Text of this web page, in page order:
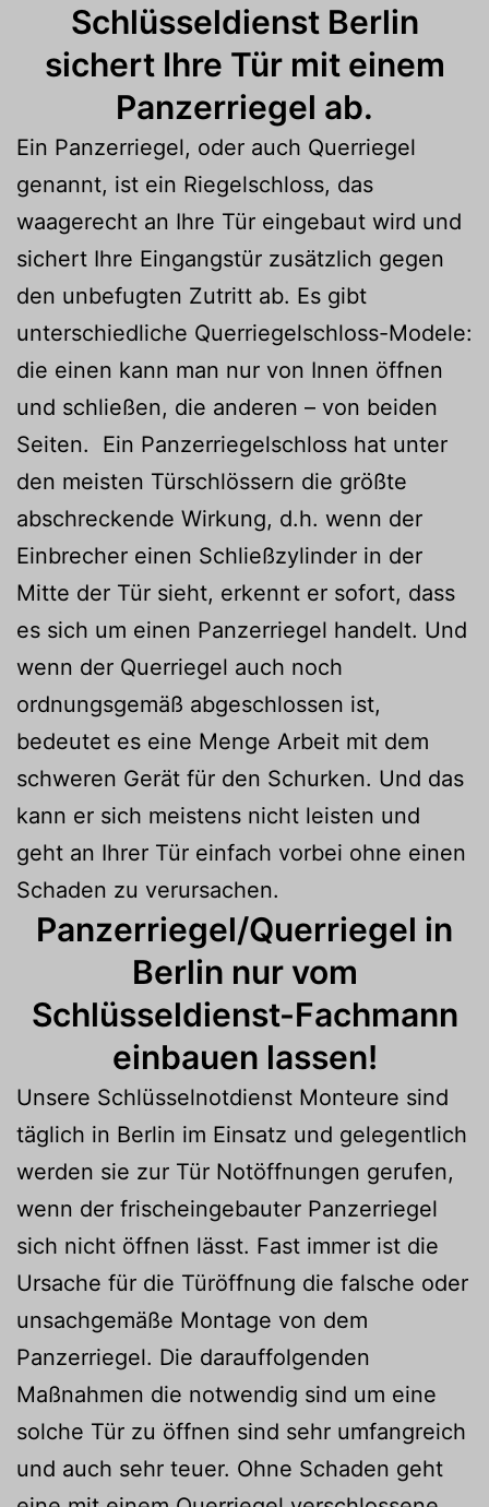
Schlüsseldienst Berlin
sichert Ihre Tür mit einem
Panzerriegel ab.
Ein Panzerriegel, oder auch Querriegel
genannt, ist ein Riegelschloss, das
waagerecht an Ihre Tür eingebaut wird und
sichert Ihre Eingangstür zusätzlich gegen
den unbefugten Zutritt ab. Es gibt
unterschiedliche Querriegelschloss-Modele:
die einen kann man nur von Innen öffnen
und schließen, die anderen – von beiden
Seiten. Ein Panzerriegelschloss hat unter
den meisten Türschlössern die größte
abschreckende Wirkung, d.h. wenn der
Einbrecher einen Schließzylinder in der
Mitte der Tür sieht, erkennt er sofort, dass
es sich um einen Panzerriegel handelt. Und
wenn der Querriegel auch noch
ordnungsgemäß abgeschlossen ist,
bedeutet es eine Menge Arbeit mit dem
schweren Gerät für den Schurken. Und das
kann er sich meistens nicht leisten und
geht an Ihrer Tür einfach vorbei ohne einen
Schaden zu verursachen.
Panzerriegel/Querriegel in
Berlin nur vom
Schlüsseldienst-Fachmann
einbauen lassen!
Unsere Schlüsselnotdienst Monteure sind
täglich in Berlin im Einsatz und gelegentlich
werden sie zur Tür Notöffnungen gerufen,
wenn der frischeingebauter Panzerriegel
sich nicht öffnen lässt. Fast immer ist die
Ursache für die Türöffnung die falsche oder
unsachgemäße Montage von dem
Panzerriegel. Die darauffolgenden
Maßnahmen die notwendig sind um eine
solche Tür zu öffnen sind sehr umfangreich
und auch sehr teuer. Ohne Schaden geht